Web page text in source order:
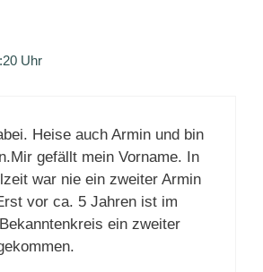
Uhr
Heise auch Armin und bin
gefällt mein Vorname. In
war nie ein zweiter Armin
vor ca. 5 Jahren ist im
ein zweiter